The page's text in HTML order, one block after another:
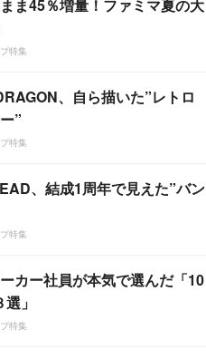
ま45％増量！ファミマ夏の大
特集
、自ら描いた”レトロ
”
特集
、結成1周年で見えた”バン
特集
カー社員が本気で選んだ「10
」
特集